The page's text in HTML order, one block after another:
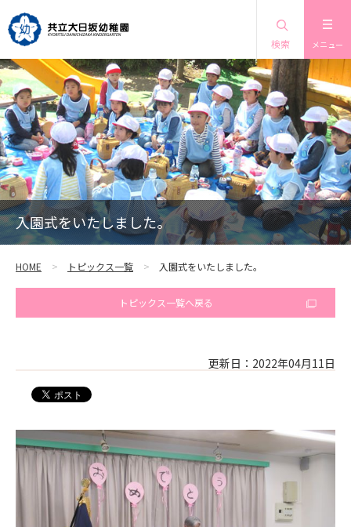
メニュー
検索
入園式をいたしました。
HOME トピックス一覧 入園式をいたしました。
トピックス一覧へ戻る
更新日：2022年04月11日